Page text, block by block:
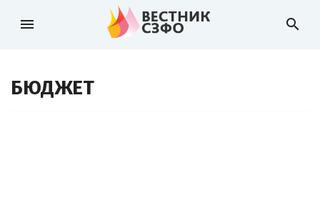
menu search
БЮДЖЕТ